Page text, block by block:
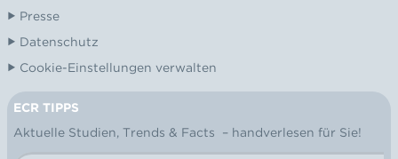
Presse
Datenschutz
Cookie-Einstellungen verwalten
NEWSLETTER
ECR TIPPS
Aktuelle Studien, Trends & Facts – handverlesen für Sie!